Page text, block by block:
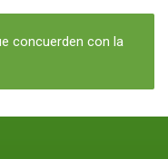
concuerden con la